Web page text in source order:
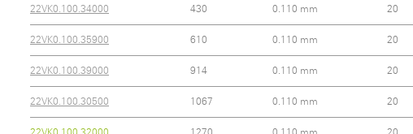
22VK0.100.34000 430 0.110 mm 20
22VK0.100.35900 610 0.110 mm 20
22VK0.100.39000 914 0.110 mm 20
22VK0.100.30500 1067 0.110 mm 20